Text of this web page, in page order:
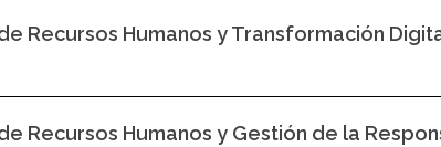
Recursos Humanos y Transformación
Recursos Humanos y Gestión de la